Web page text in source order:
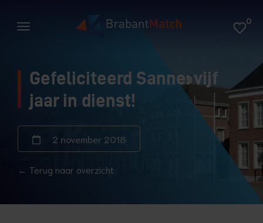
0
Gefeliciteerd Sanne: vijf
jaar in dienst!
2 november 2018
← Terug naar overzicht